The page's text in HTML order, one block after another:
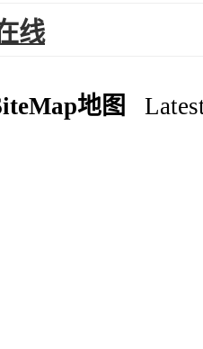
线
地图